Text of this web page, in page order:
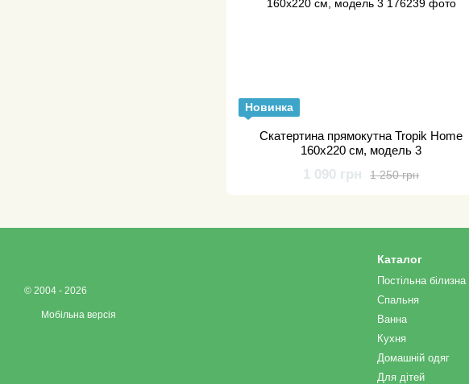
Новинка
Скатертина прямокутна Tropik Home
160х220 см, модель 3
1 250 грн
1 090 грн
© 2004 - 2026
Мобільна версія
Каталог
Постільна білизна
Спальня
Ванна
Кухня
Домашній одяг
Для дітей